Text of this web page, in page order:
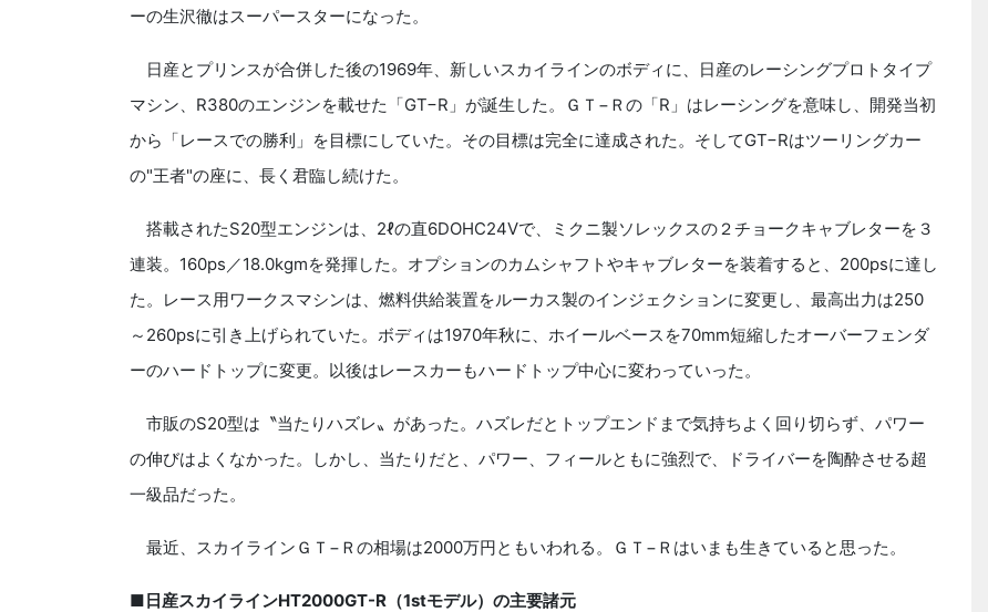
ーの生沢徹はスーパースターになった。
日産とプリンスが合併した後の1969年、新しいスカイラインのボディに、日産のレーシングプロトタイプ
マシン、R380のエンジンを載せた「GT−R」が誕生した。ＧＴ−Ｒの「R」はレーシングを意味し、開発当初
から「レースでの勝利」を目標にしていた。その目標は完全に達成された。そしてGT−Rはツーリングカー
の"王者"の座に、長く君臨し続けた。
搭載されたS20型エンジンは、2ℓの直6DOHC24Vで、ミクニ製ソレックスの２チョークキャブレターを３
連装。160ps／18.0kgmを発揮した。オプションのカムシャフトやキャブレターを装着すると、200psに達し
た。レース用ワークスマシンは、燃料供給装置をルーカス製のインジェクションに変更し、最高出力は250
～260psに引き上げられていた。ボディは1970年秋に、ホイールベースを70‌mm短縮したオーバーフェンダ
ーのハードトップに変更。以後はレースカーもハードトップ中心に変わっていった。
市販のS20型は〝当たりハズレ〟があった。ハズレだとトップエンドまで気持ちよく回り切らず、パワー
の伸びはよくなかった。しかし、当たりだと、パワー、フィールともに強烈で、ドライバーを陶酔させる超
一級品だった。
最近、スカイラインＧＴ−Ｒの相場は2000万円ともいわれる。ＧＴ−Ｒはいまも生きていると思った。
■日産スカイラインHT2000GT-R（1stモデル）の主要諸元